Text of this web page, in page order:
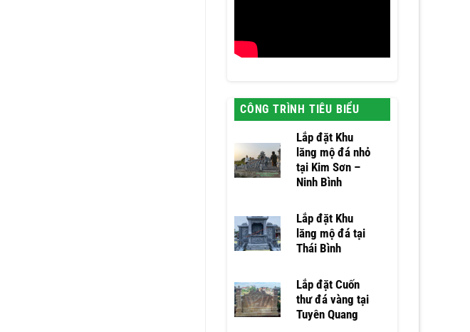
CÔNG TRÌNH TIÊU BIỂU
Lắp đặt Khu
lăng mộ đá nhỏ
tại Kim Sơn –
Ninh Bình
Lắp đặt Khu
lăng mộ đá tại
Thái Bình
Lắp đặt Cuốn
thư đá vàng tại
Tuyên Quang